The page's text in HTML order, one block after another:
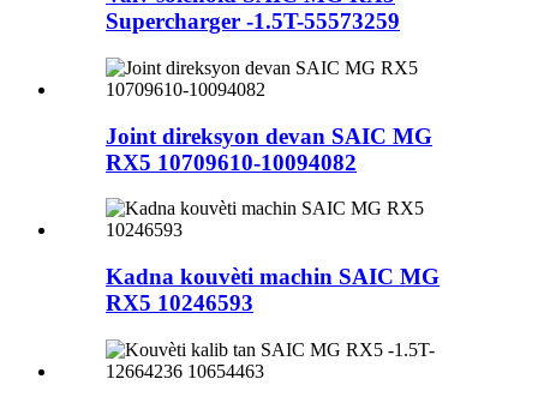
Supercharger -1.5T-55573259
Joint direksyon devan SAIC MG
RX5 10709610-10094082
Kadna kouvèti machin SAIC MG
RX5 10246593